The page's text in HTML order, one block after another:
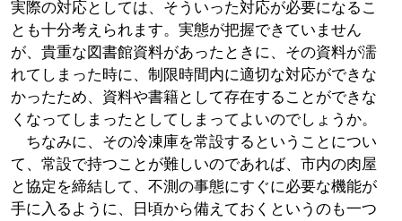
実際の対応としては、そういった対応が必要になるこ
とも十分考えられます。実態が把握できていません
が、貴重な図書館資料があったときに、その資料が濡
れてしまった時に、制限時間内に適切な対応ができな
かったため、資料や書籍として存在することができな
くなってしまったとしてしまってよいのでしょうか。
ちなみに、その冷凍庫を常設するということについ
て、常設で持つことが難しいのであれば、市内の肉屋
と協定を締結して、不測の事態にすぐに必要な機能が
手に入るように、日頃から備えておくというのも一つ